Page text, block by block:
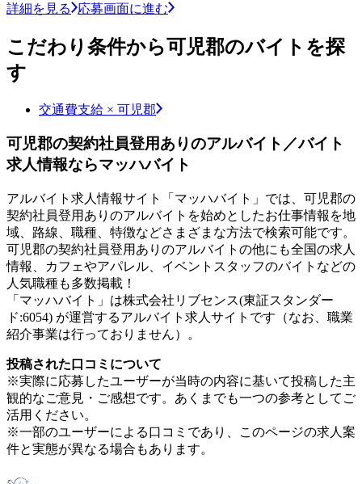
詳細を見る 応募画面に進む
こだわり条件から可児郡のバイトを探
す
交通費支給 × 可児郡
可児郡の契約社員登用ありのアルバイト／バイト
求人情報ならマッハバイト
アルバイト求人情報サイト「マッハバイト」では、可児郡の
契約社員登用ありのアルバイトを始めとしたお仕事情報を地
域、路線、職種、特徴などさまざまな方法で検索可能です。
可児郡の契約社員登用ありのアルバイトの他にも全国の求人
情報、カフェやアパレル、イベントスタッフのバイトなどの
人気職種も多数掲載！
「マッハバイト」は株式会社リブセンス(東証スタンダー
ド:6054) が運営するアルバイト求人サイトです（なお、職業
紹介事業は行っておりません）。
投稿された口コミについて
※実際に応募したユーザーが当時の内容に基いて投稿した主
観的なご意見・ご感想です。あくまでも一つの参考としてご
活用ください。
※一部のユーザーによる口コミであり、このページの求人案
件と実態が異なる場合もあります。